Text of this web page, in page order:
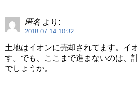
匿名 より:
2018.07.14 10:32
土地はイオンに売却されてます。イ
す。でも、ここまで進まないのは、
でしょうか。